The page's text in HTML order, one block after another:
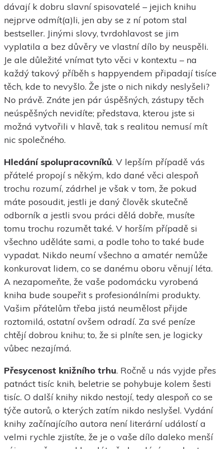
dávají k dobru slavní spisovatelé – jejich knihu
nejprve odmít(a)li, jen aby se z ní potom stal
bestseller. Jinými slovy, tvrdohlavost se jim
vyplatila a bez důvěry ve vlastní dílo by neuspěli.
Je ale důležité vnímat tyto věci v kontextu – na
každý takový příběh s happyendem připadají tisíce
těch, kde to nevyšlo. Že jste o nich nikdy neslyšeli?
No právě. Znáte jen pár úspěšných, zástupy těch
neúspěšných nevidíte; představa, kterou jste si
možná vytvořili v hlavě, tak s realitou nemusí mít
nic společného.
Hledání spolupracovníků. V lepším případě vás
přátelé propojí s někým, kdo dané věci alespoň
trochu rozumí, zádrhel je však v tom, že pokud
máte posoudit, jestli je daný člověk skutečně
odborník a jestli svou práci dělá dobře, musíte
tomu trochu rozumět také. V horším případě si
všechno uděláte sami, a podle toho to také bude
vypadat. Nikdo neumí všechno a amatér nemůže
konkurovat lidem, co se danému oboru věnují léta.
A nezapomeňte, že vaše podomácku vyrobená
kniha bude soupeřit s profesionálními produkty.
Vašim přátelům třeba jistá neumělost přijde
roztomilá, ostatní ovšem odradí. Za své peníze
chtějí dobrou knihu; to, že si plníte sen, je logicky
vůbec nezajímá.
Přesycenost knižního trhu. Ročně u nás vyjde přes
patnáct tisíc knih, beletrie se pohybuje kolem šesti
tisíc. O další knihy nikdo nestojí, tedy alespoň co se
týče autorů, o kterých zatím nikdo neslyšel. Vydání
knihy začínajícího autora není literární událostí a
velmi rychle zjistíte, že je o vaše dílo daleko menší